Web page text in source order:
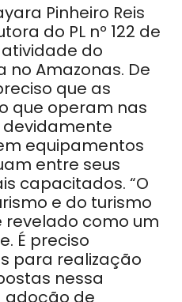
Pinheiro Reis
do PL nº 122 de
do
no Amazonas. De
que as
que operam nas
equipamentos
entre seus
capacitados. “O
e do turismo
como um
É preciso
para realização
nessa
adoção de